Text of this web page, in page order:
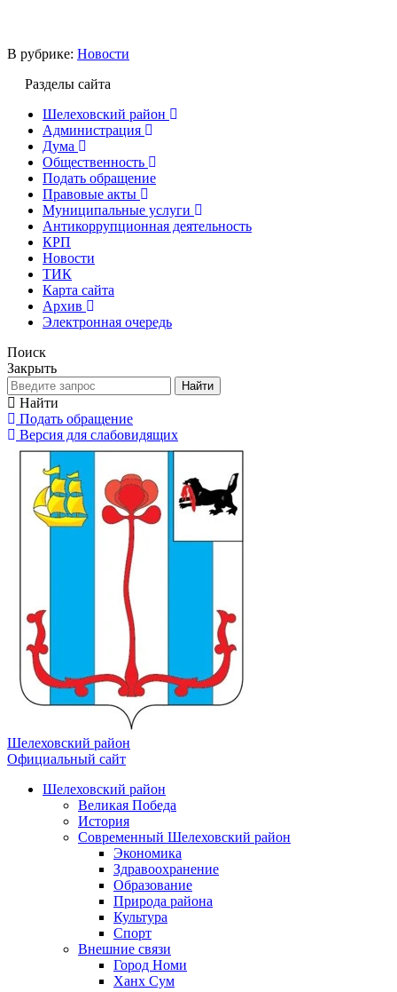
В рубрике: Новости
Разделы сайта
Шелеховский район
Администрация
Дума
Общественность
Подать обращение
Правовые акты
Муниципальные услуги
Антикоррупционная деятельность
КРП
Новости
ТИК
Карта сайта
Архив
Электронная очередь
Поиск
Закрыть
Найти
Найти
Подать обращение
Версия для слабовидящих
Шелеховский район
Официальный сайт
Шелеховский район
Великая Победа
История
Современный Шелеховский район
Экономика
Здравоохранение
Образование
Природа района
Культура
Спорт
Внешние связи
Город Номи
Ханх Сум